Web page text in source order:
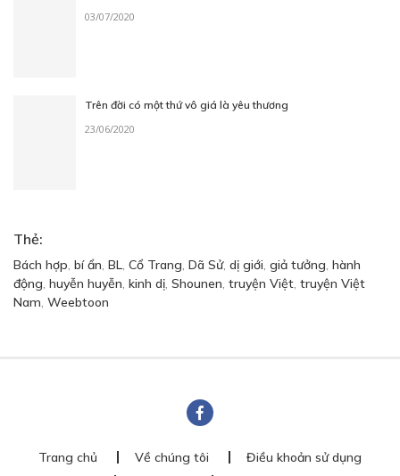
03/07/2020
Trên đời có một thứ vô giá là yêu thương
23/06/2020
Thẻ:
Bách hợp, bí ẩn, BL, Cổ Trang, Dã Sử, dị giới, giả tưởng, hành
động, huyễn huyễn, kinh dị, Shounen, truyện Việt, truyện Việt
Nam, Weebtoon
Trang chủ Về chúng tôi
Điều khoản sử dụng